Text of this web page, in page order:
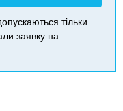
тільки
заявку на